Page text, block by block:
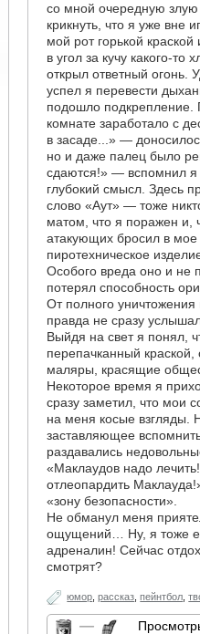
со мной очередную
крикнуть, что я уже вне
мой рот горькой
в угол за кучу какого-
открыл ответный огонь.
успел я перевести
подошло подкрепление.
комнате заработало с
в засаде...» —
но и даже палец было
сдаются!» — вспомнил я
глубокий смысл. Здесь
слово «Аут» — тоже
матом, что я поражен и,
атакующих бросил в мое
пиротехническое
Особого вреда оно и не
потерял способность
От полного
правда не сразу
Выйдя на свет я понял,
перепачканный краской,
маляры, красящие
Некоторое время я
сразу заметил, что мои
на меня косые взгляды.
заставляющее
раздавались
«Маклаудов надо
отлеопардить
«зону безопасности».
Не обманул меня
ощущений… Ну, я тоже
адреналин! Сейчас
смотрят?
юмор ,рассказ ,пейнтбол ,
—